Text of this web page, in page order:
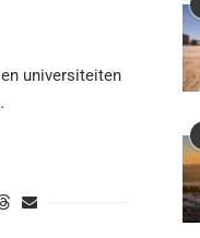
universiteiten